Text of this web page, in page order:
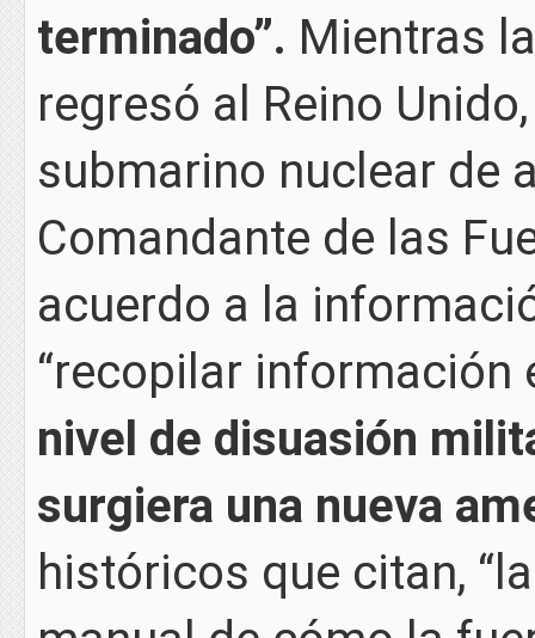
terminado”. Mientras
regresó al Reino
submarino nuclear de
Comandante de las
acuerdo a la
“recopilar
nivel de disuasión
surgiera una nueva
históricos que citan,